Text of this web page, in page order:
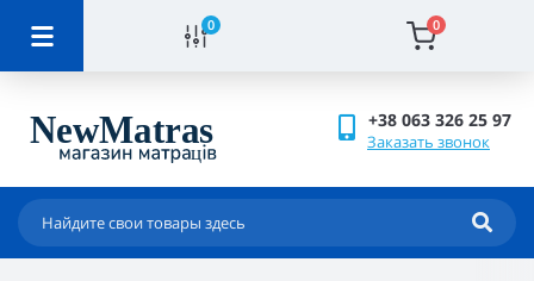
0 0
+38 063 326 25 97
Заказать звонок